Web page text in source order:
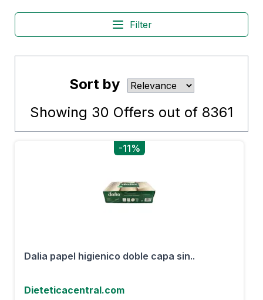
Filter
Sort by
Showing 30 Offers out of 8361
-11%
Dalia papel higienico doble capa sin..
Dieteticacentral.com